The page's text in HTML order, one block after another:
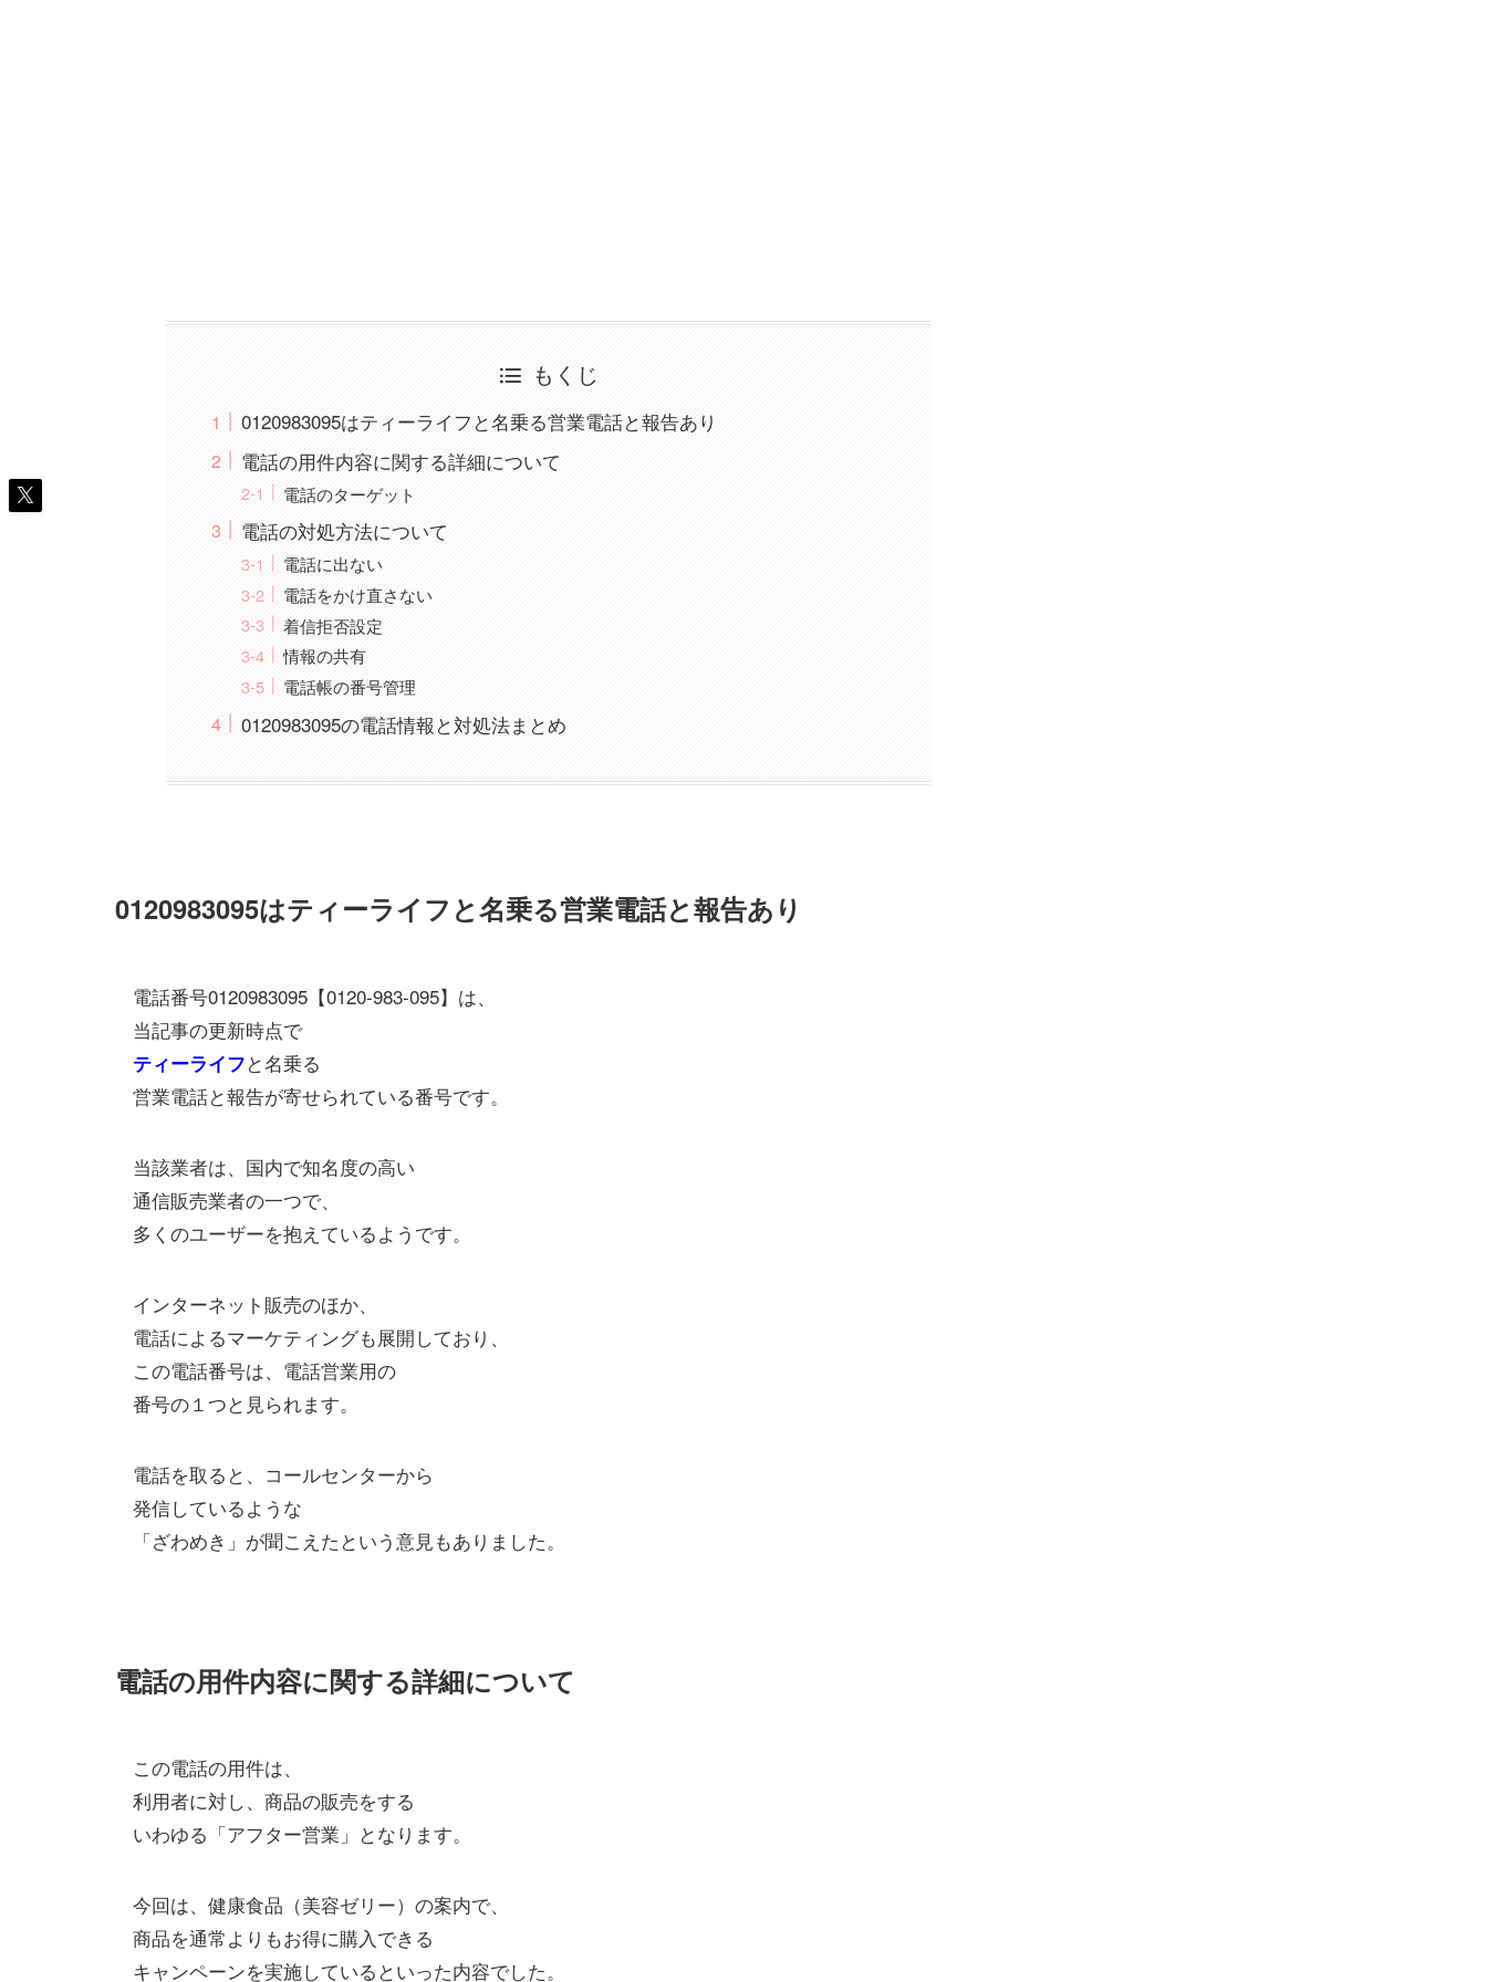
もくじ
0120983095はティーライフと名乗る営業電話と報告あり
電話の用件内容に関する詳細について
電話のターゲット
電話の対処方法について
電話に出ない
電話をかけ直さない
着信拒否設定
情報の共有
電話帳の番号管理
0120983095の電話情報と対処法まとめ
0120983095はティーライフと名乗る営業電話と報告あり
電話番号0120983095【0120-983-095】は、
当記事の更新時点で
ティーライフと名乗る
営業電話と報告が寄せられている番号です。
当該業者は、国内で知名度の高い
通信販売業者の一つで、
多くのユーザーを抱えているようです。
インターネット販売のほか、
電話によるマーケティングも展開しており、
この電話番号は、電話営業用の
番号の１つと見られます。
電話を取ると、コールセンターから
発信しているような
「ざわめき」が聞こえたという意見もありました。
電話の用件内容に関する詳細について
この電話の用件は、
利用者に対し、商品の販売をする
いわゆる「アフター営業」となります。
今回は、健康食品（美容ゼリー）の案内で、
商品を通常よりもお得に購入できる
キャンペーンを実施しているといった内容でした。